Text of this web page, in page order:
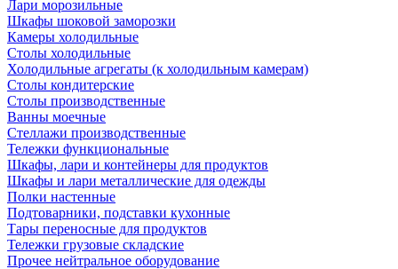
Лари морозильные
Шкафы шоковой заморозки
Камеры холодильные
Столы холодильные
Холодильные агрегаты (к холодильным камерам)
Столы кондитерские
Столы производственные
Ванны моечные
Стеллажи производственные
Тележки функциональные
Шкафы, лари и контейнеры для продуктов
Шкафы и лари металлические для одежды
Полки настенные
Подтоварники, подставки кухонные
Тары переносные для продуктов
Тележки грузовые складские
Прочее нейтральное оборудование